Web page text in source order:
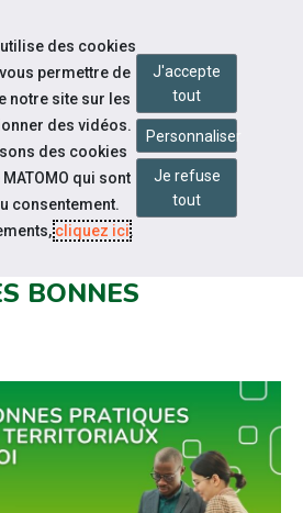
DES COMITÉS
BONNES
des cookies
permettre de
notre site sur les
des vidéos.
des cookies
qui sont
consentement.
cliquez ici.
J'accepte
tout
Personnaliser
Je refuse
tout